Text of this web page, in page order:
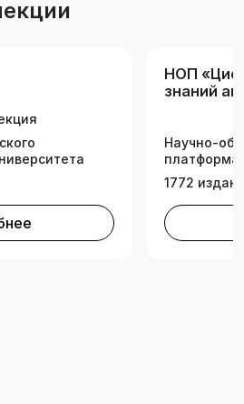
и главу «Основы
занятия» написал
НОП
знаний
Научно-
платформа
1772